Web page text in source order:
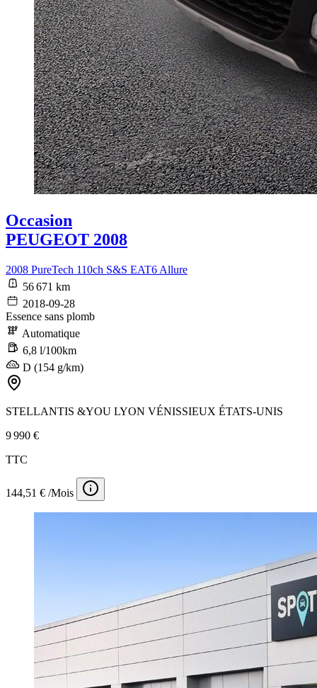
Occasion
PEUGEOT 2008
2008 PureTech 110ch S&S EAT6 Allure
56 671 km
2018-09-28
Essence sans plomb
Automatique
6,8 l/100km
D (154 g/km)
STELLANTIS &YOU LYON VÉNISSIEUX ÉTATS-UNIS
9 990 €
TTC
144,51 € /Mois